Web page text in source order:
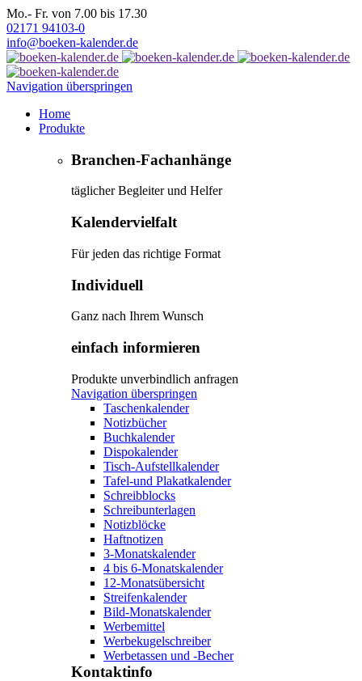
Mo.- Fr. von 7.00 bis 17.30
02171 94103-0
info@boeken-kalender.de
Navigation überspringen
Home
Produkte
Branchen-Fachanhänge
täglicher Begleiter und Helfer
Kalendervielfalt
Für jeden das richtige Format
Individuell
Ganz nach Ihrem Wunsch
einfach informieren
Produkte unverbindlich anfragen
Navigation überspringen
Taschenkalender
Notizbücher
Buchkalender
Dispokalender
Tisch-Aufstellkalender
Tafel-und Plakatkalender
Schreibblocks
Schreibunterlagen
Notizblöcke
Haftnotizen
3-Monatskalender
4 bis 6-Monatskalender
12-Monatsübersicht
Streifenkalender
Bild-Monatskalender
Werbemittel
Werbekugelschreiber
Werbetassen und -Becher
Kontaktinfo